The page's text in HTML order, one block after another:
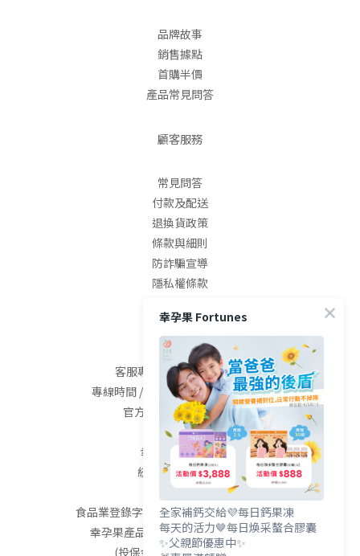
品牌故事
銷售據點
首購半價
產品常見問答
顧客服務
常見問答
付款及配送
退換貨政策
條款與細則
防詐騙宣導
隱私權條款
聯絡我們
客服專線 / (04)2568-0800
專線時間 / 09:00-18:00 (週二~週六)
官方LINE / @fortunes
幸孕果有限公司
統編：94081477
食品業登錄字號：B-194081477-00000-9
幸孕果產品已投保五千萬產品責任險
(投保金額不等同理賠金額)
幸孕果 Fortunes
全家補鈣交給💜每日鈣果凍
每天的活力🤎每日煥采螯合膠囊
✨父親節優惠中✨